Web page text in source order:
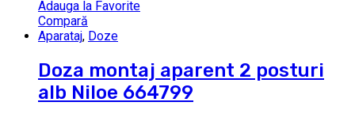
Adauga la Favorite
Compară
Aparataj, Doze
Doza montaj aparent 2 posturi
alb Niloe 664799